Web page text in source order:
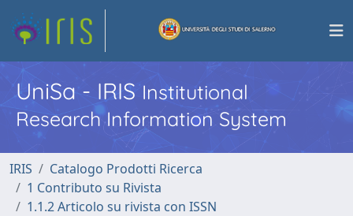
UniSa - IRISInstitutional
Research Information System
IRIS
Catalogo Prodotti Ricerca
1 Contributo su Rivista
1.1.2 Articolo su rivista con ISSN